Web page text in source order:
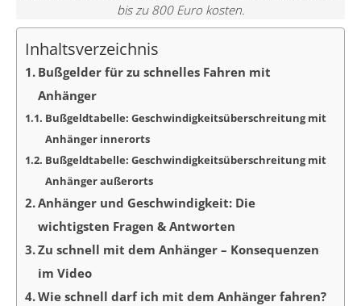
bis zu 800 Euro kosten.
Inhaltsverzeichnis
Bußgelder für zu schnelles Fahren mit
Anhänger
Bußgeldtabelle: Geschwindigkeits­über­schreitung mit
Anhänger innerorts
Bußgeldtabelle: Geschwindigkeits­über­schreitung mit
Anhänger außerorts
Anhänger und Geschwindigkeit: Die
wichtigsten Fragen & Antworten
Zu schnell mit dem Anhänger – Konsequenzen
im Video
Wie schnell darf ich mit dem Anhänger fahren?